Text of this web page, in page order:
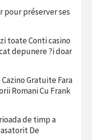
pour préserver ses
toate Conti casino
depunere ?i doar
Gratuite Fara
Romani Cu Frank
de timp a
De